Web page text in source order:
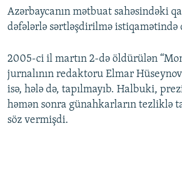
Azərbaycanın mətbuat sahəsindəki
dəfələrlə sərtləşdirilmə istiqamətində
2005-ci il martın 2-də öldürülən
jurnalının redaktoru Elmar
isə, hələ də, tapılmayıb. Halbuki,
həmən sonra günahkarların tezliklə
söz vermişdi.